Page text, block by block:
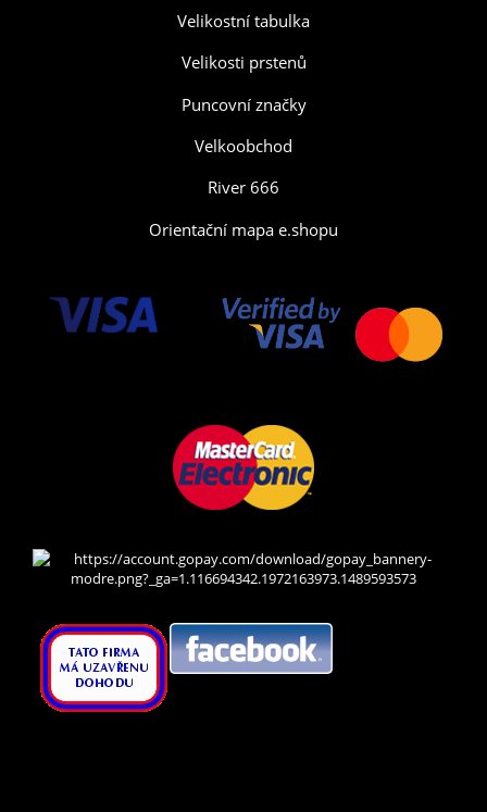
Velikostní tabulka
Velikosti prstenů
Puncovní značky
Velkoobchod
River 666
Orientační mapa e.shopu